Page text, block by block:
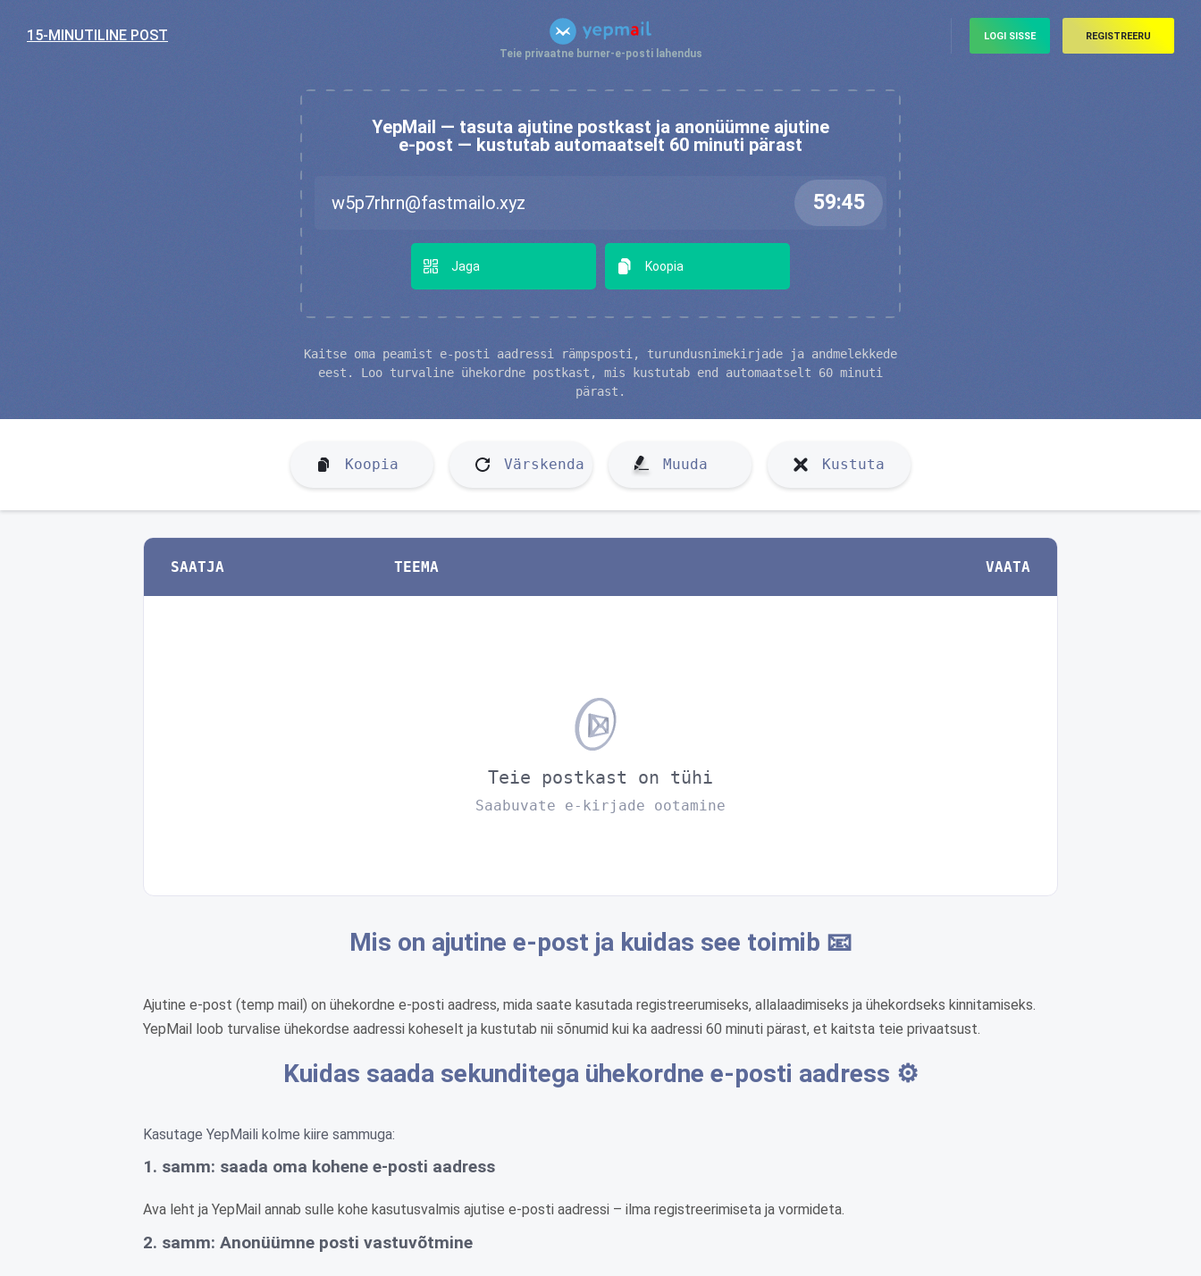
15-MINUTILINE POST
Teie privaatne burner-e-posti lahendus
LOGI SISSE REGISTREERU
YepMail — tasuta ajutine postkast ja anonüümne ajutine
e-post — kustutab automaatselt 60 minuti pärast
Jaga Koopia
Kaitse oma peamist e-posti aadressi rämpsposti, turundusnimekirjade ja andmelekkede
eest. Loo turvaline ühekordne postkast, mis kustutab end automaatselt 60 minuti
pärast.
Koopia Värskenda Muuda Kustuta
SAATJA TEEMA VAATA
Teie postkast on tühi
Saabuvate e-kirjade ootamine
Mis on ajutine e-post ja kuidas see toimib 📧
Ajutine e-post (temp mail) on ühekordne e-posti aadress, mida saate kasutada registreerumiseks, allalaadimiseks ja ühekordseks kinnitamiseks.
YepMail loob turvalise ühekordse aadressi koheselt ja kustutab nii sõnumid kui ka aadressi 60 minuti pärast, et kaitsta teie privaatsust.
Kuidas saada sekunditega ühekordne e-posti aadress ⚙️
Kasutage YepMaili kolme kiire sammuga:
1. samm: saada oma kohene e-posti aadress
Ava leht ja YepMail annab sulle kohe kasutusvalmis ajutise e-posti aadressi – ilma registreerimiseta ja vormideta.
2. samm: Anonüümne posti vastuvõtmine